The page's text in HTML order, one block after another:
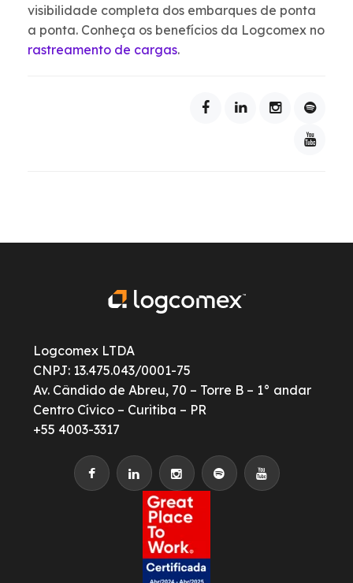
visibilidade completa dos embarques de ponta
a ponta. Conheça os benefícios da Logcomex no
rastreamento de cargas.
Logcomex LTDA
CNPJ: 13.475.043/0001-75
Av. Cândido de Abreu, 70 – Torre B – 1° andar
Centro Cívico – Curitiba – PR
+55 4003-3317